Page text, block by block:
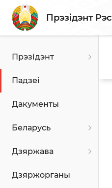
Прэзідэнт
Прэзідэнт
Падзеі
Дакументы
Беларусь
Дзяржава
Дзяржорганы